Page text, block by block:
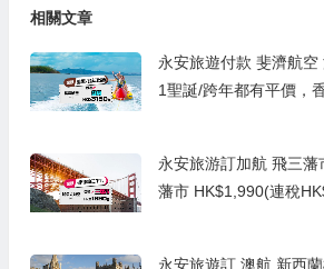
相關文章
永安旅遊付款 斐濟航
1聖誕/跨年都有平價，
回機票HK$3,150起(連
永安旅游訂加航 飛三
藩市 HK$1,990(連稅
永安旅遊訂 澳航 新西